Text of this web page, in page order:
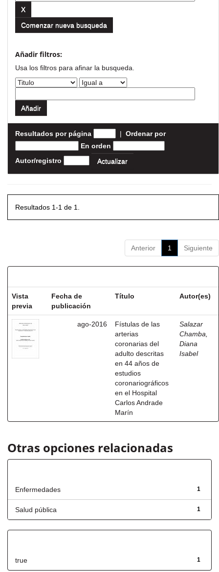
Comenzar nueva busqueda
Añadir filtros:
Usa los filtros para afinar la busqueda.
Resultados por página | Ordenar por
En orden
Autor/registro
Resultados 1-1 de 1.
Anterior 1 Siguiente
Vista
previa
Fecha de
publicación
Título Autor(es)
ago-2016
Fístulas de las
arterias
coronarias del
adulto descritas
en 44 años de
estudios
coronariográficos
en el Hospital
Carlos Andrade
Marín
Salazar
Chamba,
Diana
Isabel
Otras opciones relacionadas
1
Enfermedades
1
Salud pública
1
true